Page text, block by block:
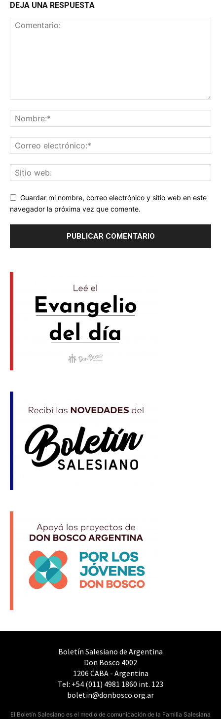
DEJA UNA RESPUESTA
Guardar mi nombre, correo electrónico y sitio web en este
navegador la próxima vez que comente.
Boletín Salesiano de Argentina
Don Bosco 4002
1206 CABA - Argentina
Tel: +54 (011) 4981 1860 int. 123
boletin@donbosco.org.ar
El Boletín Salesiano es el medio de comunicación de la Familia Salesiana